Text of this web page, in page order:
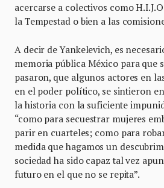
acercarse a colectivos como
la Tempestad o bien a las
A decir de Yankelevich, es
memoria pública México para que
pasaron, que algunos actores en
en el poder político, se sintieron
la historia con la suficiente
“como para secuestrar mujeres
parir en cuarteles; como para
medida que hagamos un
sociedad ha sido capaz tal vez
futuro en el que no se repita”.